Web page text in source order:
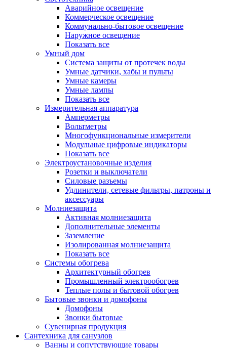
Аварийное освещение
Коммерческое освещение
Коммунально-бытовое освещение
Наружное освещение
Показать все
Умный дом
Система защиты от протечек воды
Умные датчики, хабы и пульты
Умные камеры
Умные лампы
Показать все
Измерительная аппаратура
Амперметры
Вольтметры
Многофункциональные измерители
Модульные цифровые индикаторы
Показать все
Электроустановочные изделия
Розетки и выключатели
Силовые разъемы
Удлинители, сетевые фильтры, патроны и
аксессуары
Молниезащита
Активная молниезащита
Дополнительные элементы
Заземление
Изолированная молниезащита
Показать все
Системы обогрева
Архитектурный обогрев
Промышленный электрообогрев
Теплые полы и бытовой обогрев
Бытовые звонки и домофоны
Домофоны
Звонки бытовые
Сувенирная продукция
Сантехника для санузлов
Ванны и сопутствующие товары